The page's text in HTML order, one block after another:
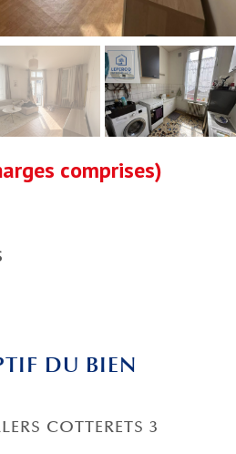
comprises)
DU BIEN
COTTERETS 3